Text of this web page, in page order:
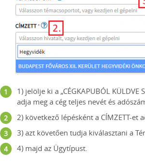
1) jelölje ki a „CÉGKAPUBÓL KÜLDVE
adja meg a cég teljes nevét és
2) következő lépésként a CÍMZETT-
3) azt követően tudja kiválasztani a
4) majd az Ügytípust.